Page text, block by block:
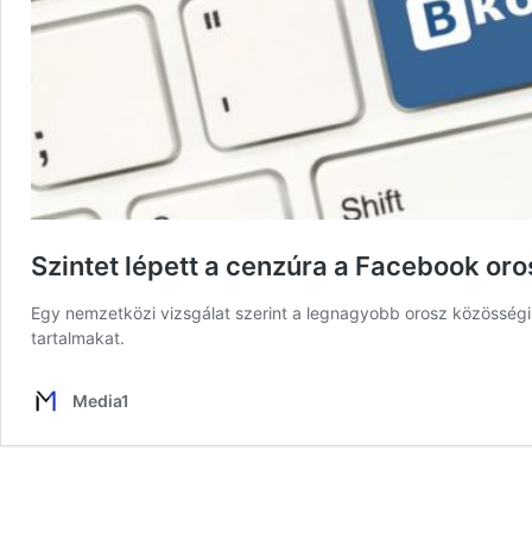
Szintet lépett a cenzúra a Facebook
Egy nemzetközi vizsgálat szerint a legnagyobb orosz
tartalmakat.
Media1